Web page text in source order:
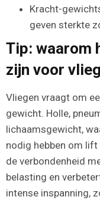
Kracht-
geven sterkte
Tip: waarom
zijn voor
Vliegen vraagt om
gewicht. Holle,
lichaamsgewicht,
nodig hebben om
de verbondenheid
belasting en
intense inspanning,